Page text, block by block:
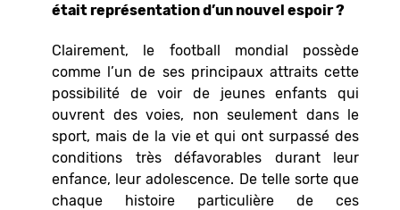
était représentation d’un nouvel espoir ?
Clairement, le football mondial possède
comme l’un de ses principaux attraits cette
possibilité de voir de jeunes enfants qui
ouvrent des voies, non seulement dans le
sport, mais de la vie et qui ont surpassé des
conditions très défavorables durant leur
enfance, leur adolescence. De telle sorte que
chaque histoire particulière de ces